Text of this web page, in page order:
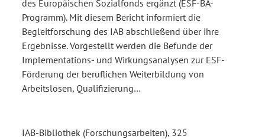
des Europäischen Sozialfonds ergänzt (ESF-BA-
Programm). Mit diesem Bericht informiert die
Begleitforschung des IAB abschließend über ihre
Ergebnisse. Vorgestellt werden die Befunde der
Implementations- und Wirkungsanalysen zur ESF-
Förderung der beruflichen Weiterbildung von
Arbeitslosen, Qualifizierung…
IAB-Bibliothek (Forschungsarbeiten), 325